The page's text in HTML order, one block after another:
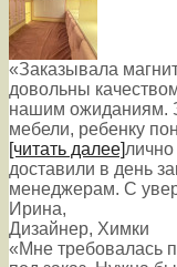
«Заказывала
довольны
нашим ожиданиям.
мебели, ребенку
[читать далее]
доставили в день
менеджерам. С
Ирина,
Дизайнер, Химки
«Мне требовалась